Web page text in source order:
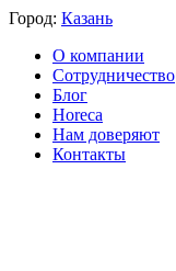
Город: Казань
О компании
Сотрудничество
Блог
Horeca
Нам доверяют
Контакты